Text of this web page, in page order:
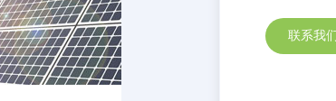
联系我们